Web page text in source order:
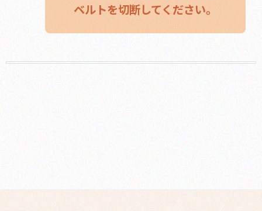
ベルトを切断してください。